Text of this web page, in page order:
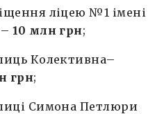
ліцею №1 імені
–10 млн грн;
Колективна–
грн;
Симона Петлюри